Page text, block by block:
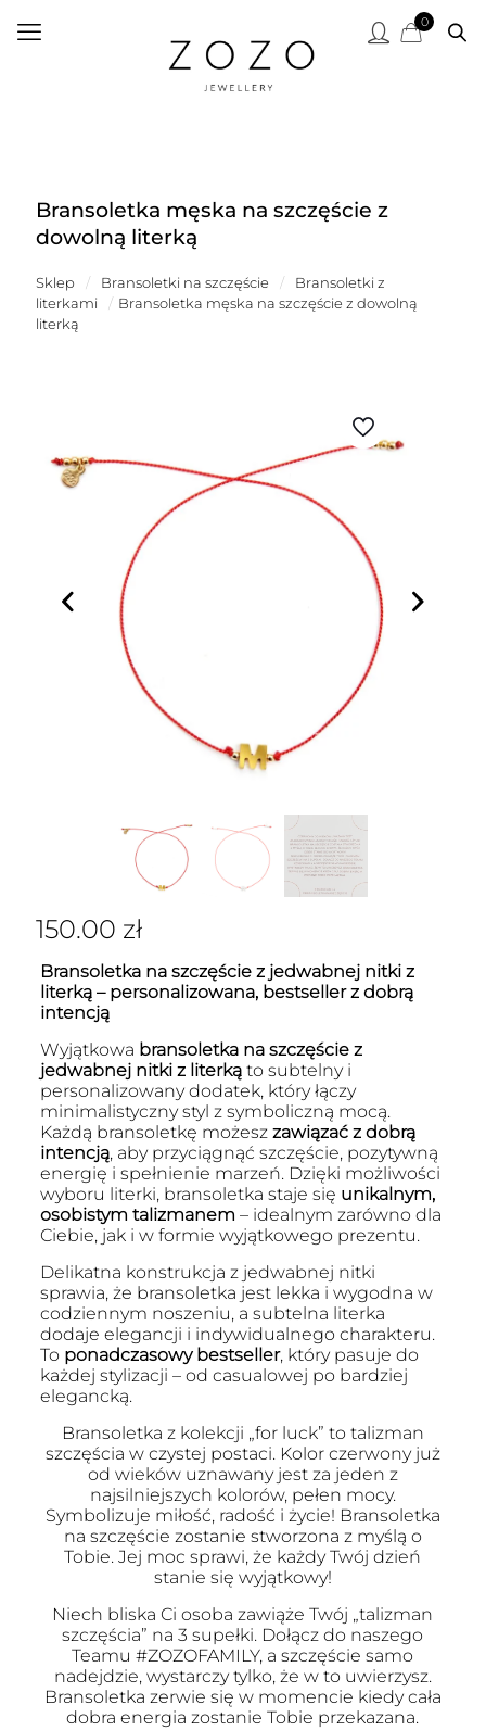
0
Bransoletka męska na szczęście z
dowolną literką
Sklep / Bransoletki na szczęście /
Bransoletki z
literkami
/ Bransoletka męska na szczęście z dowolną
literką
150.00 zł
Bransoletka na szczęście z jedwabnej nitki z
literką – personalizowana, bestseller z dobrą
intencją
Wyjątkowa bransoletka na szczęście z
jedwabnej nitki z literkąto subtelny i
personalizowany dodatek, który łączy
minimalistyczny styl z symboliczną mocą.
Każdą bransoletkę możesz zawiązać z dobrą
intencją, aby przyciągnąć szczęście, pozytywną
energię i spełnienie marzeń. Dzięki możliwości
wyboru literki, bransoletka staje się unikalnym,
osobistym talizmanem – idealnym zarówno dla
Ciebie, jak i w formie wyjątkowego prezentu.
Delikatna konstrukcja z jedwabnej nitki
sprawia, że bransoletka jest lekka i wygodna w
codziennym noszeniu, a subtelna literka
dodaje elegancji i indywidualnego charakteru.
To ponadczasowy bestseller, który pasuje do
każdej stylizacji – od casualowej po bardziej
elegancką.
Bransoletka z kolekcji „for luck” to talizman
szczęścia w czystej postaci. Kolor czerwony już
od wieków uznawany jest za jeden z
najsilniejszych kolorów, pełen mocy.
Symbolizuje miłość, radość i życie! Bransoletka
na szczęście zostanie stworzona z myślą o
Tobie. Jej moc sprawi, że każdy Twój dzień
stanie się wyjątkowy!
Niech bliska Ci osoba zawiąże Twój „talizman
szczęścia” na 3 supełki. Dołącz do naszego
Teamu #ZOZOFAMILY, a szczęście samo
nadejdzie, wystarczy tylko, że w to uwierzysz.
Bransoletka zerwie się w momencie kiedy cała
dobra energia zostanie Tobie przekazana.